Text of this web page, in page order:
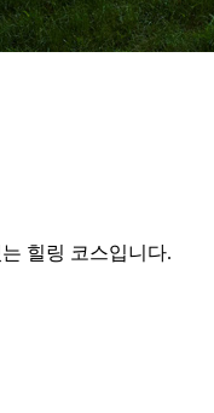
힐링 코스입니다.